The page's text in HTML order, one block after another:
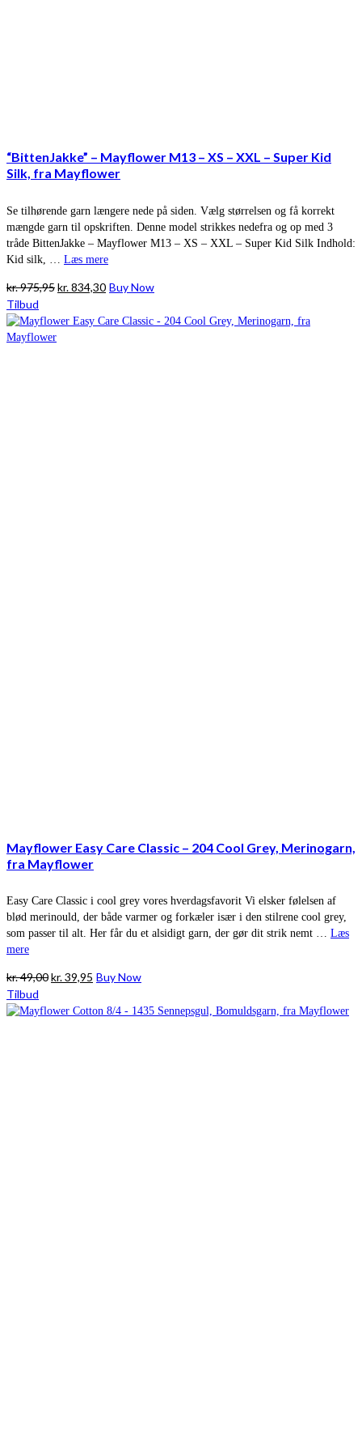
“BittenJakke” – Mayflower M13 – XS – XXL – Super Kid
Silk, fra Mayflower
Se tilhørende garn længere nede på siden. Vælg størrelsen og få korrekt
mængde garn til opskriften. Denne model strikkes nedefra og op med 3
tråde BittenJakke – Mayflower M13 – XS – XXL – Super Kid Silk Indhold:
Kid silk, … Læs mere
kr.975,95Den
pris
kr.834,30Den
pris
Buy Now
Tilbud
Mayflower Easy Care Classic – 204 Cool Grey, Merinogarn,
fra Mayflower
Easy Care Classic i cool grey vores hverdagsfavorit Vi elsker følelsen af
blød merinould, der både varmer og forkæler især i den stilrene cool grey,
som passer til alt. Her får du et alsidigt garn, der gør dit strik nemt … Læs
mere
kr.49,00Den
pris
kr.39,95 Den
pris
Buy Now
Tilbud